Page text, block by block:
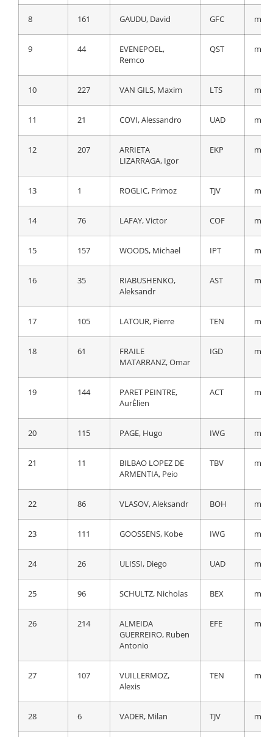
8 161 GAUDU, David GFC m.t.
9 44
EVENEPOEL,
Remco
QST m.t.
10 227 VAN GILS, Maxim LTS m.t.
11 21 COVI, Alessandro UAD m.t.
12 207
ARRIETA
LIZARRAGA, Igor
EKP m.t.
13 1 ROGLIC, Primoz TJV m.t.
14 76 LAFAY, Victor COF m.t.
15 157 WOODS, Michael IPT m.t.
16 35
RIABUSHENKO,
Aleksandr
AST m.t.
17 105 LATOUR, Pierre TEN m.t.
18 61
FRAILE
MATARRANZ, Omar
IGD m.t.
19 144
PARET PEINTRE,
AurÈlien
ACT m.t.
20 115 PAGE, Hugo IWG m.t.
21 11
BILBAO LOPEZ DE
ARMENTIA, Peio
TBV m.t.
22 86 VLASOV, Aleksandr BOH m.t.
23 111 GOOSSENS, Kobe IWG m.t.
24 26 ULISSI, Diego UAD m.t.
25 96 SCHULTZ, Nicholas BEX m.t.
26 214
ALMEIDA
GUERREIRO, Ruben
Antonio
EFE m.t.
27 107
VUILLERMOZ,
Alexis
TEN m.t.
28 6 VADER, Milan TJV m.t.
8 71
IZAGUIRRE
INSAUSTI, Ion
COF a 20
9 7
VINGEGAARD,
Jonas
TJV a 20
10 66 TULETT, Ben IGD a 21
11 63
MARTINEZ
IGD a 21
BILBAO LOPEZ DE
HERMANS, Quinten
20 46
VANSEVENANT,
QST a 30
PARET PEINTRE,
HART, Tao
24 216 SHAW, James EFE a 32
25 161 GAUDU, David GFC a 32